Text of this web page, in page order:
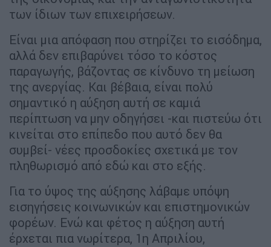
των ίδιων των επιχειρήσεων.
Είναι μια απόφαση που στηρίζει το εισόδημα,
αλλά δεν επιβαρύνει τόσο το κόστος
παραγωγής, βάζοντας σε κίνδυνο τη μείωση
της ανεργίας. Και βέβαια, είναι πολύ
σημαντικό η αύξηση αυτή σε καμιά
περίπτωση να μην οδηγήσει -και πιστεύω ότι
κινείται στο επίπεδο που αυτό δεν θα
συμβεί- νέες προσδοκίες σχετικά με τον
πληθωρισμό από εδώ και στο εξής.
Για το ύψος της αύξησης λάβαμε υπόψη
εισηγήσεις κοινωνικών και επιστημονικών
φορέων. Ενώ και φέτος η αύξηση αυτή
έρχεται πια νωρίτερα, 1η Απριλίου,